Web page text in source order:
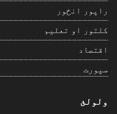
راپور انځور
کلتور او تعلیم
اقتصاد
سپورت
ولولئ